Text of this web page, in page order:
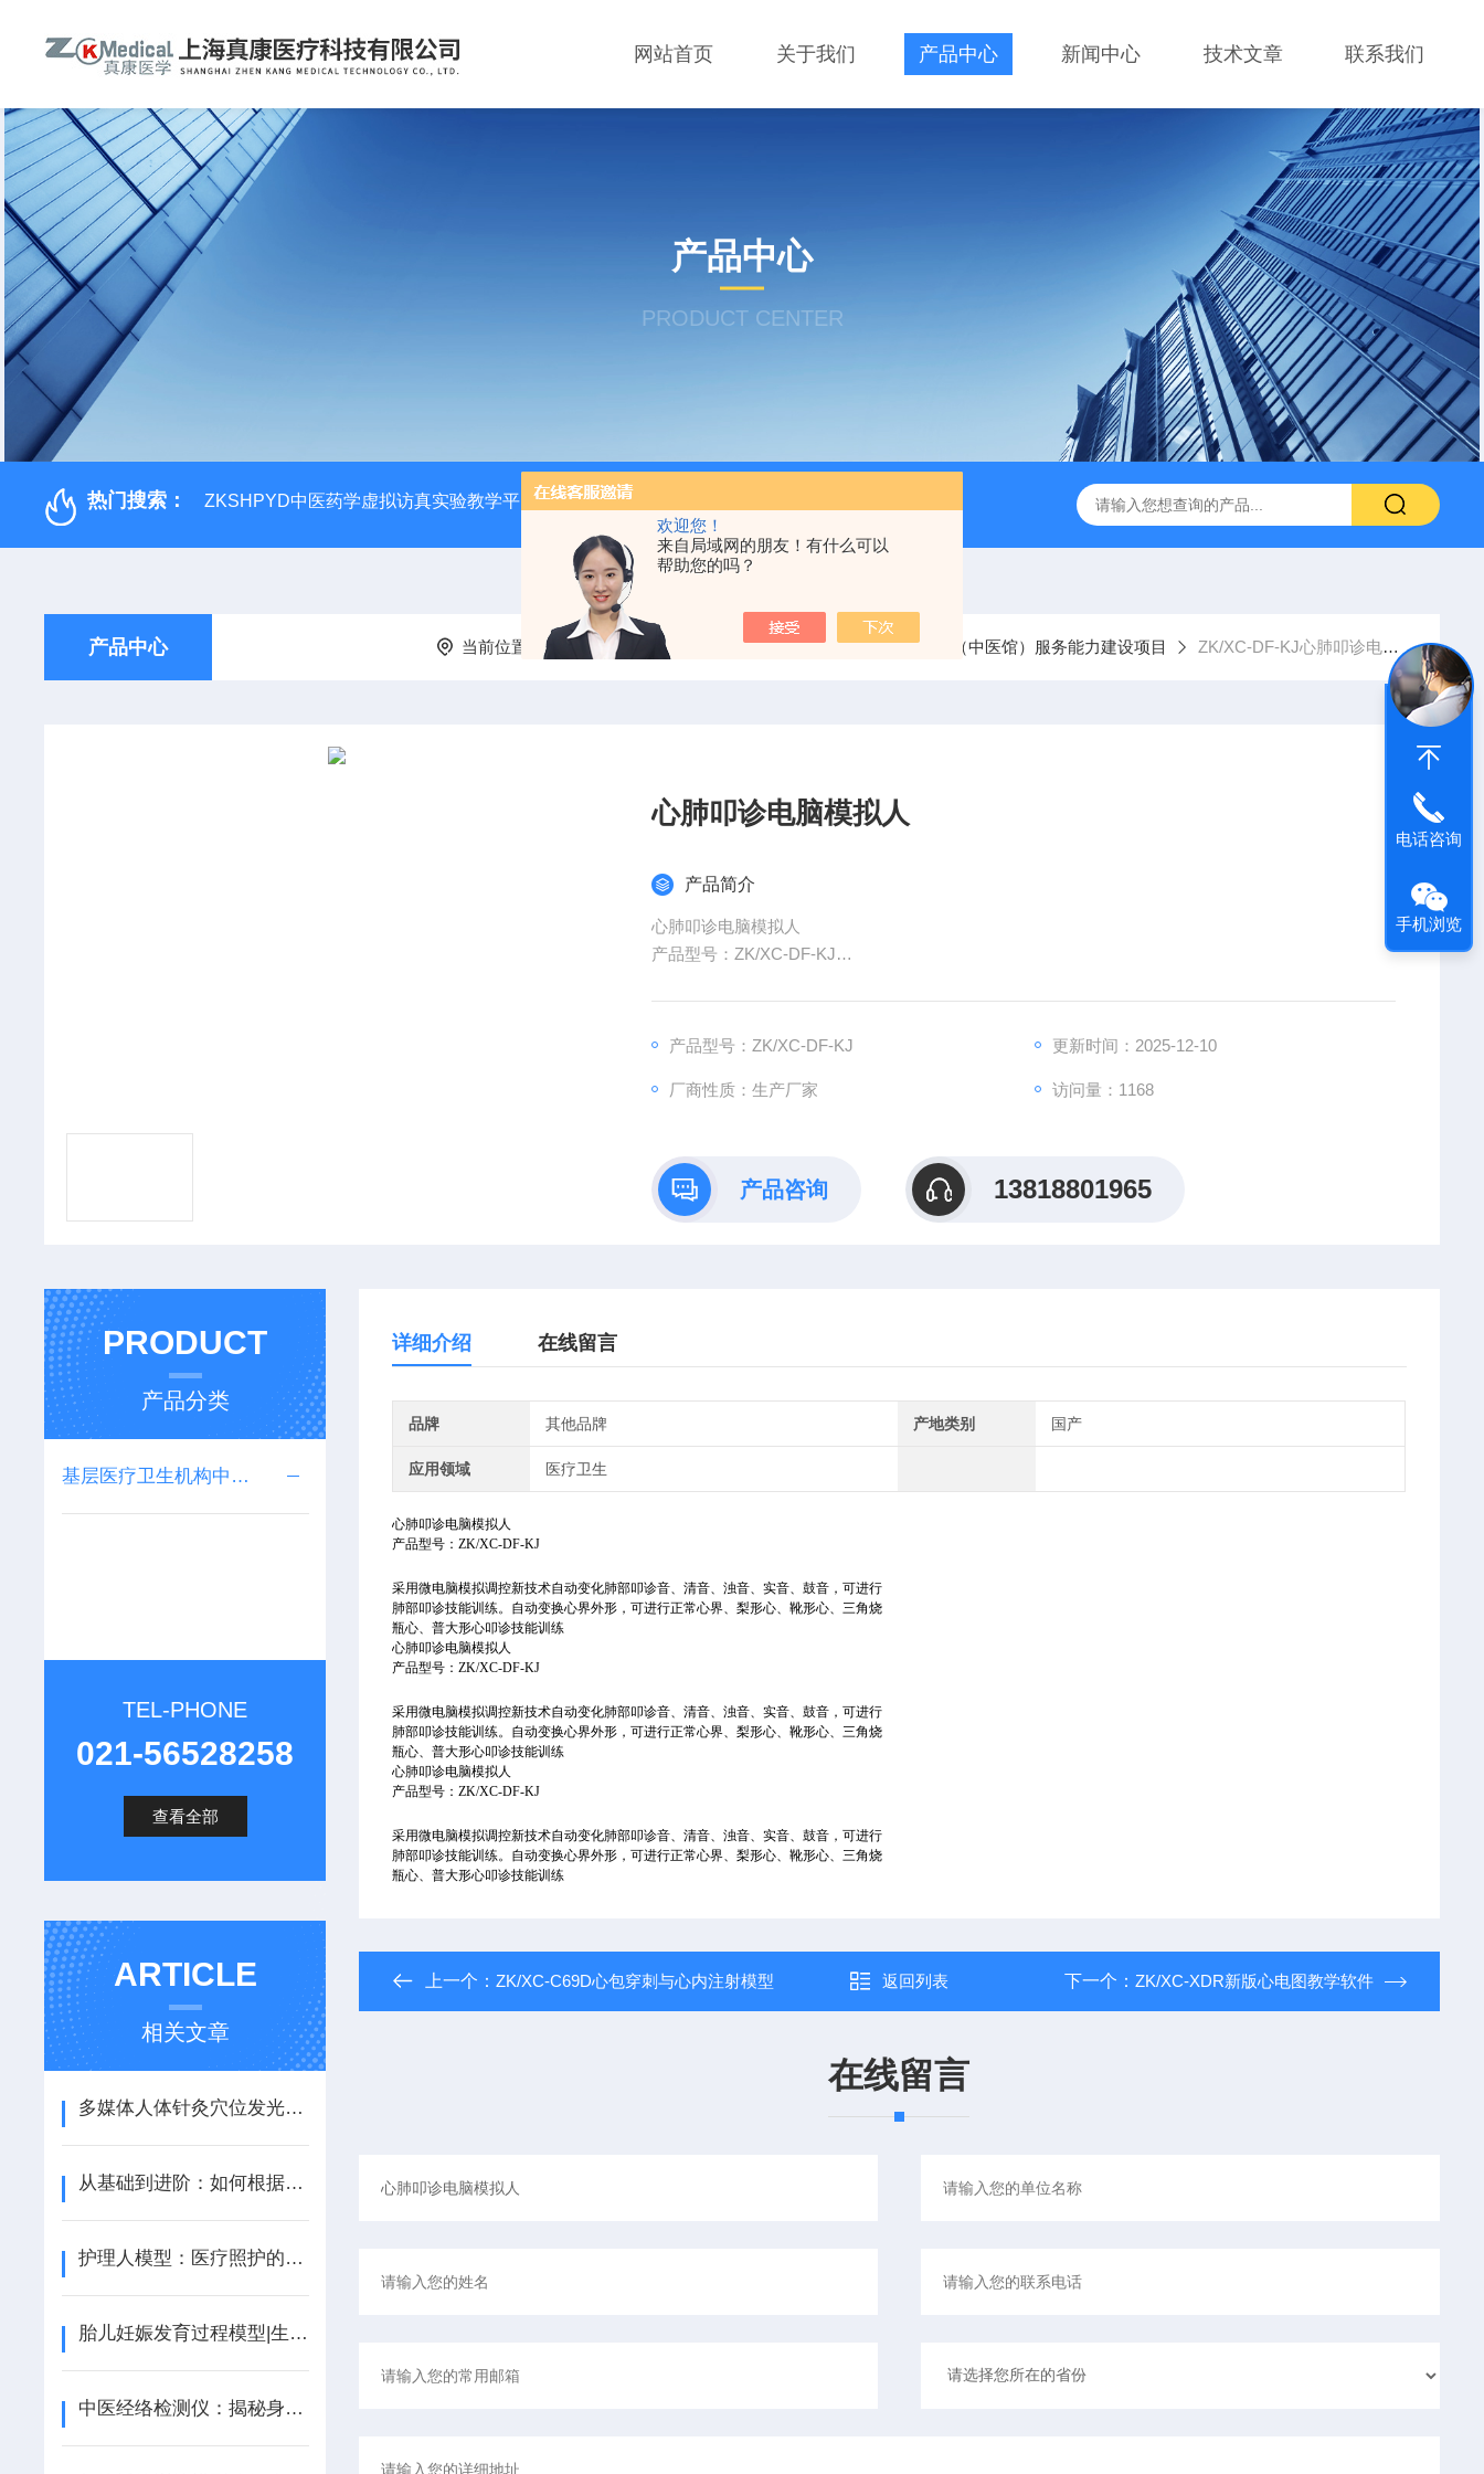
欢迎您！
来自局域网的朋友！有什么可以
帮助您的吗？
网站首页 关于我们 产品中心 新闻中心 技术文章 联系我们
产品中心
PRODUCT CENTER
热门搜索： ZKSHPYD中医药学虚拟访真实验教学平台 ZKF—AX全身针灸仿真训练系统 ZKCJ-208F经穴学及针刺仿真训练系统 ZKCJ300多媒体经穴学及针刺仿真训
产品中心 当前位置： 首页 产品中心 基层医疗卫生机构中医诊疗区（中医馆）服务能力建设项目 ZK/XC-DF-KJ心肺叩诊电脑模拟人
心肺叩诊电脑模拟人
产品简介
心肺叩诊电脑模拟人
产品型号：ZK/XC-DF-KJ
肺部叩诊技能训练。自动变换心界外形，可进行正常心界、梨形心、靴形心、三角烧
产品型号：ZK/XC-DF-KJ 更新时间：2025-12-10
厂商性质：生产厂家 访问量：1168
产品咨询 13818801965
PRODUCT
产品分类
基层医疗卫生机构中医诊疗区（中医馆）服务能力建设项目
TEL-PHONE
021-56528258
查看全部
ARTICLE
相关文章
多媒体人体针灸穴位发光模型：中医针灸教学的智能可视化平台
从基础到进阶：如何根据培训目标选择合适的护理人模型?
护理人模型：医疗照护的“练兵场”
胎儿妊娠发育过程模型|生命奥秘的医学教育基石
中医经络检测仪：揭秘身体之络的现代智慧
详细介绍 在线留言
品牌 其他品牌 产地类别 国产
应用领域 医疗卫生
心肺叩诊电脑模拟人
产品型号：ZK/XC-DF-KJ
采用微电脑模拟调控新技术自动变化肺部叩诊音、清音、浊音、实音、鼓音，可进行
肺部叩诊技能训练。自动变换心界外形，可进行正常心界、梨形心、靴形心、三角烧
瓶心、普大形心叩诊技能训练
心肺叩诊电脑模拟人
产品型号：ZK/XC-DF-KJ
采用微电脑模拟调控新技术自动变化肺部叩诊音、清音、浊音、实音、鼓音，可进行
肺部叩诊技能训练。自动变换心界外形，可进行正常心界、梨形心、靴形心、三角烧
瓶心、普大形心叩诊技能训练
心肺叩诊电脑模拟人
产品型号：ZK/XC-DF-KJ
采用微电脑模拟调控新技术自动变化肺部叩诊音、清音、浊音、实音、鼓音，可进行
肺部叩诊技能训练。自动变换心界外形，可进行正常心界、梨形心、靴形心、三角烧
瓶心、普大形心叩诊技能训练
上一个：ZK/XC-C69D心包穿刺与心内注射模型 返回列表 下一个： ZK/XC-XDR新版心电图教学软件
在线留言
电话咨询
手机浏览